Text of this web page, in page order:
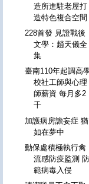
造所進駐老屋打
造特色複合空間
228首發 見證戰後
文學：趙天儀全
集
臺南110年起調高
校社工師與心理
師薪資 每月多2
千
加護病房譫妄症 猶
如在夢中
動保處積極執行禽
流感防疫監測 防
範病毒入侵